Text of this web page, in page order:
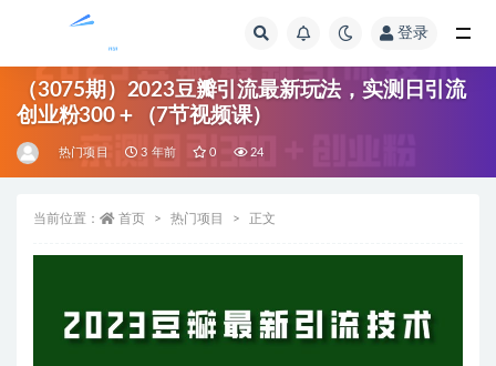
登录
（3075期）2023豆瓣引流最新玩法，实测日引流
创业粉300＋（7节视频课）
热门项目 3 年前 0 24
当前位置： 首页 热门项目 正文